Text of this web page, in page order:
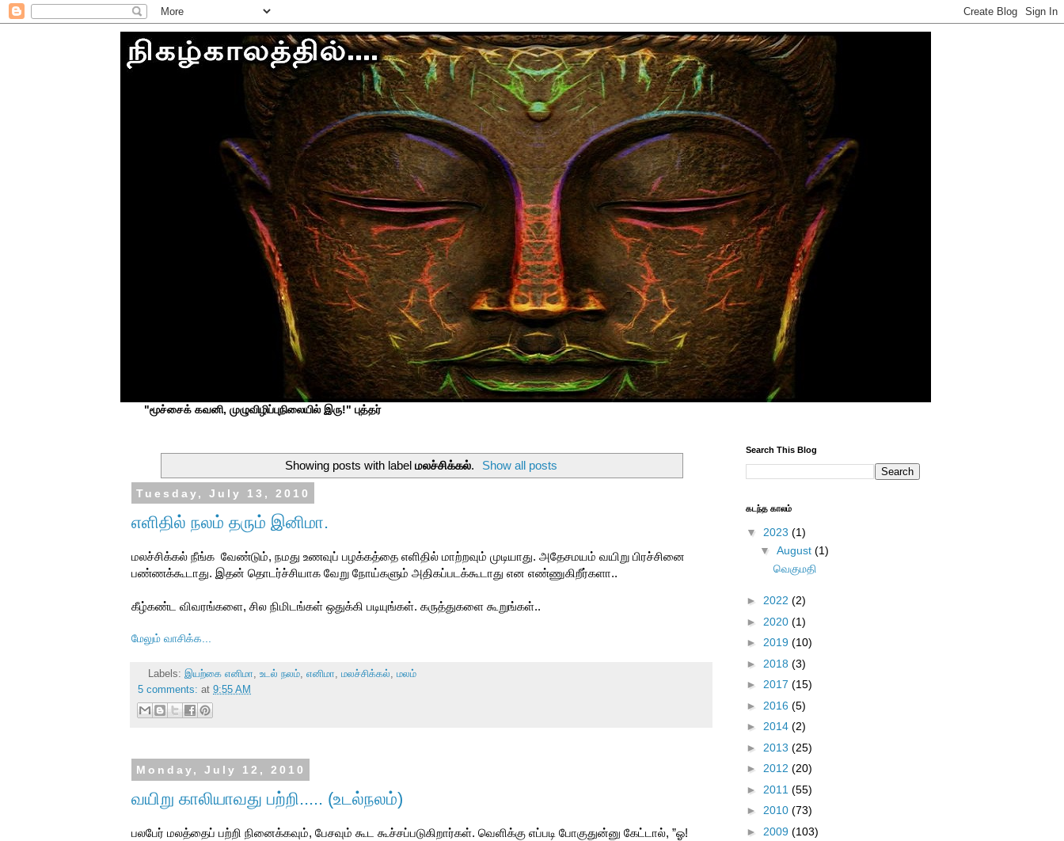
"மூச்சைக் கவனி, முழுவிழிப்புநிலையில் இரு!" புத்தர்
Showing posts with label மலச்சிக்கல். Show all posts
Tuesday, July 13, 2010
எளிதில் நலம் தரும் இனிமா.
மலச்சிக்கல் நீங்க வேண்டும், நமது உணவுப் பழக்கத்தை எளிதில் மாற்றவும் முடியாது. அதேசமயம் வயிறு பிரச்சினை
பண்ணக்கூடாது. இதன் தொடர்ச்சியாக வேறு நோய்களும் அதிகப்படக்கூடாது என எண்ணுகிறீர்களா..
கீழ்கண்ட விவரங்களை, சில நிமிடங்கள் ஒதுக்கி படியுங்கள். கருத்துகளை கூறுங்கள்..
மேலும் வாசிக்க...
Labels: இயற்கை எனிமா உடல் நலம், எனிமா மலச்சிக்கல்
மலம்
5 comments: at 9:55 AM
Monday, July 12, 2010
வயிறு காலியாவது பற்றி..... (உடல்நலம்)
பலபேர் மலத்தைப் பற்றி நினைக்கவும், பேசவும் கூட கூச்சப்படுகிறார்கள். வெளிக்கு எப்படி போகுதுன்னு கேட்டால், ”ஓ!
Search This Blog
கடந்த காலம்
▼ 2023 (1)
▼ August (1)
வெகுமதி
► 2022 (2)
► 2020 (1)
► 2019 (10)
► 2018 (3)
► 2017 (15)
► 2016 (5)
► 2014 (2)
► 2013 (25)
► 2012 (20)
► 2011 (55)
► 2010 (73)
► 2009 (103)